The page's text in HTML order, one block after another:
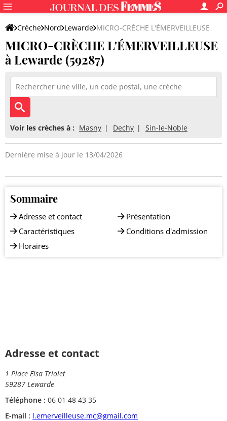
Crèche Nord Lewarde MICRO-CRÈCHE L'ÉMERVEILLEUSE
MICRO-CRÈCHE L'ÉMERVEILLEUSE
à Lewarde (59287)
Voir les crèches à : Masny Dechy Sin-le-Noble
Dernière mise à jour le 13/04/2026
Sommaire
Adresse et contact
Caractéristiques
Horaires
Présentation
Conditions d'admission
Adresse et contact
1 Place Elsa Triolet
59287 Lewarde
Téléphone : 06 01 48 43 35
E-mail : l.emerveilleuse.mc@gmail.com